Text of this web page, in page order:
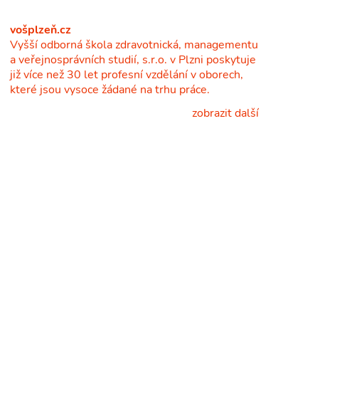
vošplzeň.cz
Vyšší odborná škola zdravotnická, managementu
a veřejnosprávních studií, s.r.o. v Plzni poskytuje
již více než 30 let profesní vzdělání v oborech,
které jsou vysoce žádané na trhu práce.
zobrazit další